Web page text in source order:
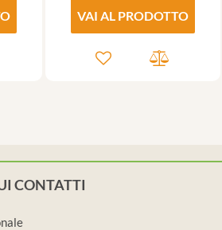
VAI AL PRODOTTO
CONTATTI